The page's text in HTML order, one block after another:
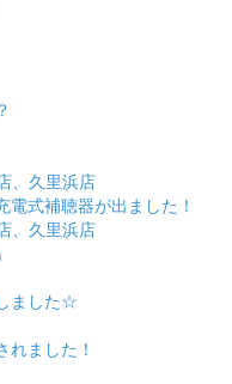
、久里浜店
電式補聴器が出ました！
、久里浜店
ました☆
れました！